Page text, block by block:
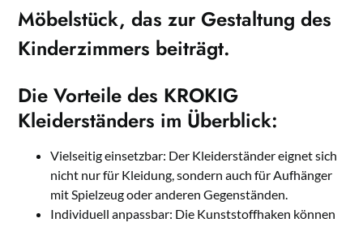
Möbelstück, das zurGestaltung des
Kinderzimmers beiträgt.
Die Vorteile des KROKIG
Kleiderständers im Überblick:
Vielseitig einsetzbar: Der Kleiderständer eignet sich
nicht nur für Kleidung, sondern auch für Aufhänger
mit Spielzeug oder anderen Gegenständen.
Individuell anpassbar: Die Kunststoffhaken können